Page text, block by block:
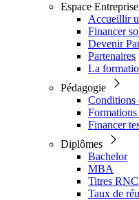
Espace Entreprise
Accueillir
Financer
Devenir
Partenaires
La
Pédagogie
Conditions
Formations
Financer
Diplômes
Bachelor
MBA
Titres
Taux de